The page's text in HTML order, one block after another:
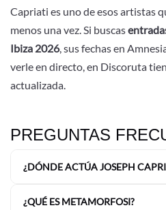
Capriati es uno de esos artistas
menos una vez. Si buscas
Ibiza 2026, sus fechas en
verle en directo, en Discoruta
actualizada.
PREGUNTAS
¿DÓNDE ACTÚA JOSEPH
¿QUÉ ES METAMORFOSI?